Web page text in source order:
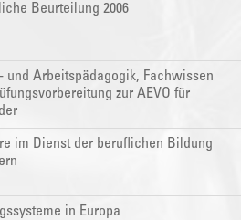
Beurteilung 2006
und Arbeitspädagogik, Fachwissen
zur AEVO für
im Dienst der beruflichen Bildung
in Europa